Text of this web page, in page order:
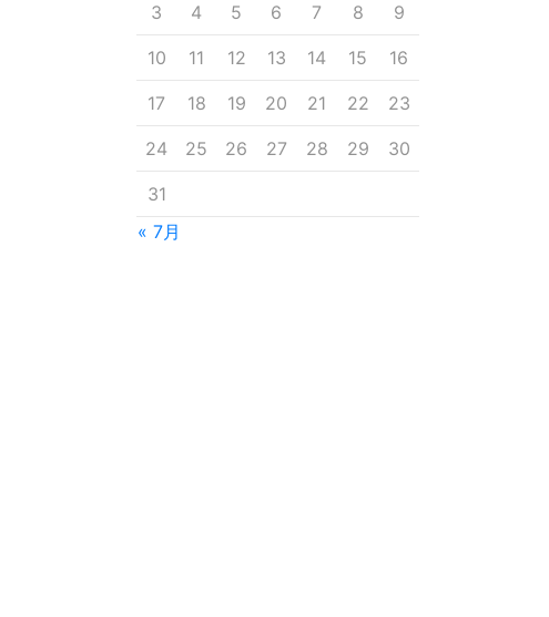
« 7月
3 4 5 6 7 8 9
10 11 12 13 14 15 16
17 18 19 20 21 22 23
24 25 26 27 28 29 30
31